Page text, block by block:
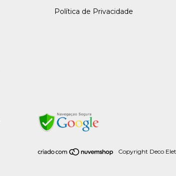
Política de Privacidade
Copyright Deco